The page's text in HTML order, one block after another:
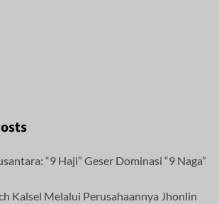
“9 Haji” Geser Dominasi “9 Naga”
Kalsel Melalui Perusahaannya Jhonlin